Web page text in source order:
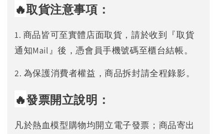
🔥取貨注意事項：
1. 商品皆可至實體店面取貨，請於收到『取貨
通知Mail』後，憑會員手機號碼至櫃台結帳。
2. 為保護消費者權益，商品拆封請全程錄影。
🔥發票開立說明：
凡於熱血模型購物均開立電子發票；商品寄出